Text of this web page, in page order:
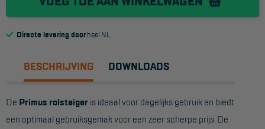
Reddingsmiddelen
CombiDeals
MAATWERK
Directe levering doorheel NL
BESCHRIJVING DOWNLOADS
De Primus rolsteiger is ideaal voor dagelijks gebruik en biedt
een optimaal gebruiksgemak voor een zeer scherpe prijs. De